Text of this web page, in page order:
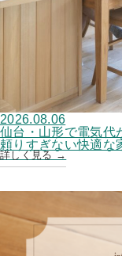
2026.08.06
仙台・山形で電気代
頼りすぎない快適な
詳しく見る →